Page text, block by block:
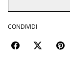
CONDIVIDI